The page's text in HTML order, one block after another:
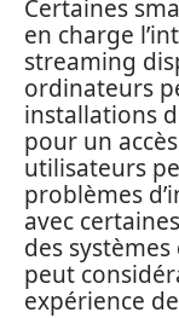
Certaines
en charge
streaming
ordinateurs
installations
pour un
utilisateurs
problèmes
avec
des
peut
expérience